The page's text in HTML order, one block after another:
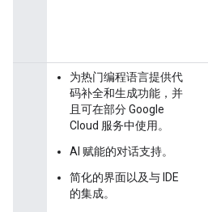
为热门编程语言提供代
码补全和生成功能，并
且可在部分 Google
Cloud 服务中使用。
AI 赋能的对话支持。
简化的界面以及与 IDE
的集成。